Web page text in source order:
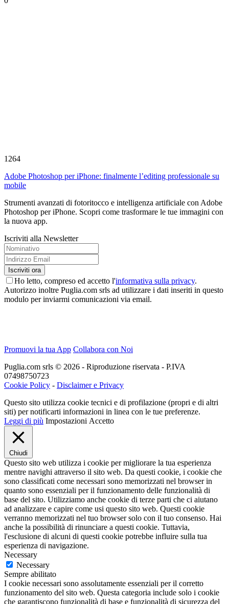
1264
Adobe Photoshop per iPhone: finalmente l’editing professionale su
mobile
Strumenti avanzati di fotoritocco e intelligenza artificiale con Adobe
Photoshop per iPhone. Scopri come trasformare le tue immagini con
la nuova app.
Iscriviti alla Newsletter
Ho letto, compreso ed accetto l'informativa sulla privacy.
Autorizzo inoltre Puglia.com srls ad utilizzare i dati inseriti in questo
modulo per inviarmi comunicazioni via email.
Promuovi la tua App Collabora con Noi
Puglia.com srls © 2026 - Riproduzione riservata - P.IVA
07498750723
Cookie Policy - Disclaimer e Privacy
Questo sito utilizza cookie tecnici e di profilazione (propri e di altri
siti) per notificarti informazioni in linea con le tue preferenze.
Leggi di più Impostazioni Accetto
Chiudi
Questo sito web utilizza i cookie per migliorare la tua esperienza
mentre navighi attraverso il sito web. Da questi cookie, i cookie che
sono classificati come necessari sono memorizzati nel browser in
quanto sono essenziali per il funzionamento delle funzionalità di
base del sito. Utilizziamo anche cookie di terze parti che ci aiutano
ad analizzare e capire come usi questo sito web. Questi cookie
verranno memorizzati nel tuo browser solo con il tuo consenso. Hai
anche la possibilità di rinunciare a questi cookie. Tuttavia,
l'esclusione di alcuni di questi cookie potrebbe influire sulla tua
esperienza di navigazione.
Necessary
Necessary
Sempre abilitato
I cookie necessari sono assolutamente essenziali per il corretto
funzionamento del sito web. Questa categoria include solo i cookie
che garantiscono funzionalità di base e funzionalità di sicurezza del